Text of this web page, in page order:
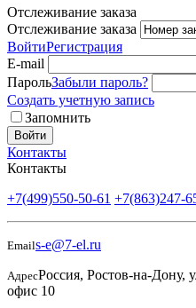
Отслеживание заказа
Отслеживание заказа
ВойтиРегистрация
E-mail
ПарольЗабыли пароль?
Создать учетную запись
Запомнить
Войти
Контакты
Контакты
+7(499)550-50-61 +7(863)247-
Emails-e@7-el.ru
АдресРоссия, Ростов-на-Дону,
офис 10